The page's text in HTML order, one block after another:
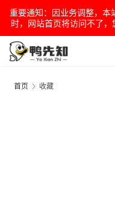
重要通知：因业务调整，
时，网站首页将访问不了
首页 收藏